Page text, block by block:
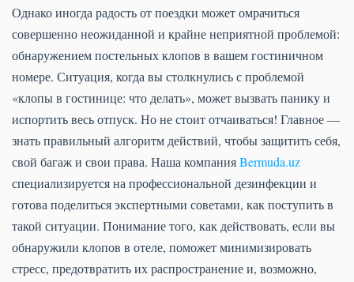
Однако иногда радость от поездки может омрачиться
совершенно неожиданной и крайне неприятной проблемой:
обнаружением постельных клопов в вашем гостиничном
номере. Ситуация, когда вы столкнулись с проблемой
«клопы в гостинице: что делать», может вызвать панику и
испортить весь отпуск. Но не стоит отчаиваться! Главное —
знать правильный алгоритм действий, чтобы защитить себя,
свой багаж и свои права. Наша компанияBermuda.uz
специализируется на профессиональной дезинфекции и
готова поделиться экспертными советами, как поступить в
такой ситуации. Понимание того, как действовать, если вы
обнаружили клопов в отеле, поможет минимизировать
стресс, предотвратить их распространение и, возможно,